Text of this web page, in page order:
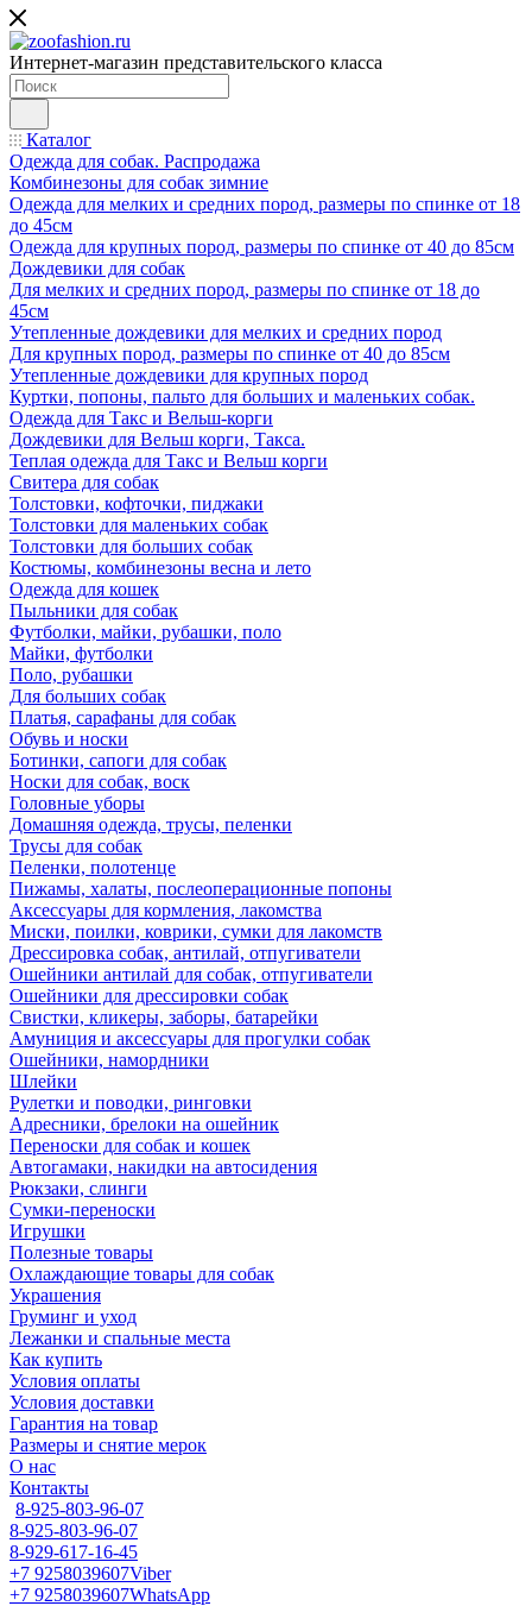
Интернет-магазин представительского класса
Каталог
Одежда для собак. Распродажа
Комбинезоны для собак зимние
Одежда для мелких и средних пород, размеры по спинке от 18
до 45см
Одежда для крупных пород, размеры по спинке от 40 до 85см
Дождевики для собак
Для мелких и средних пород, размеры по спинке от 18 до
45см
Утепленные дождевики для мелких и средних пород
Для крупных пород, размеры по спинке от 40 до 85см
Утепленные дождевики для крупных пород
Куртки, попоны, пальто для больших и маленьких собак.
Одежда для Такс и Вельш-корги
Дождевики для Вельш корги, Такса.
Теплая одежда для Такс и Вельш корги
Свитера для собак
Толстовки, кофточки, пиджаки
Толстовки для маленьких собак
Толстовки для больших собак
Костюмы, комбинезоны весна и лето
Одежда для кошек
Пыльники для собак
Футболки, майки, рубашки, поло
Майки, футболки
Поло, рубашки
Для больших собак
Платья, сарафаны для собак
Обувь и носки
Ботинки, сапоги для собак
Носки для собак, воск
Головные уборы
Домашняя одежда, трусы, пеленки
Трусы для собак
Пеленки, полотенце
Пижамы, халаты, послеоперационные попоны
Аксессуары для кормления, лакомства
Миски, поилки, коврики, сумки для лакомств
Дрессировка собак, антилай, отпугиватели
Ошейники антилай для собак, отпугиватели
Ошейники для дрессировки собак
Свистки, кликеры, заборы, батарейки
Амуниция и аксессуары для прогулки собак
Ошейники, намордники
Шлейки
Рулетки и поводки, ринговки
Адресники, брелоки на ошейник
Переноски для собак и кошек
Автогамаки, накидки на автосидения
Рюкзаки, слинги
Сумки-переноски
Игрушки
Полезные товары
Охлаждающие товары для собак
Украшения
Груминг и уход
Лежанки и спальные места
Как купить
Условия оплаты
Условия доставки
Гарантия на товар
Размеры и снятие мерок
О нас
Контакты
8-925-803-96-07
8-925-803-96-07
8-929-617-16-45
+7 9258039607Viber
+7 9258039607WhatsApp